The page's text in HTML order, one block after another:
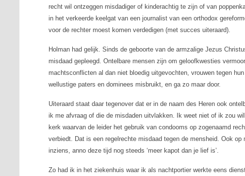
recht wil ontzeggen misdadiger of kinderachtig te zijn of van
in het verkeerde keelgat van een journalist van een orthodox
voor de rechter moest komen verdedigen (met succes uiteraard).
Holman had gelijk. Sinds de geboorte van de armzalige Jezus
misdaad gepleegd. Ontelbare mensen zijn om geloofkwesties
machtsconflicten al dan niet bloedig uitgevochten, vrouwen tegen
wellustige paters en dominees misbruikt, en ga zo maar door.
Uiteraard staat daar tegenover dat er in de naam des Heren ook
ik me afvraag of die de misdaden uitvlakken. Ik weet niet of ik zou
kerk waarvan de leider het gebruik van condooms op zogenaamd
verbiedt. Dat is een regelrechte misdaad tegen de mensheid. Ook op
inziens, anno deze tijd nog steeds ‘meer kapot dan je lief is’.
Zo had ik in het ziekenhuis waar ik als nachtportier werkte eens